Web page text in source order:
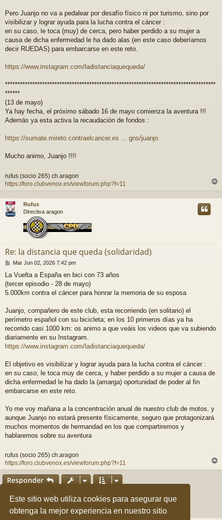
Este sitio web utiliza cookies para asegurar que
obtenga la mejor experiencia en nuestro sitio
Pero Juanjo no va a pedalear por desafío físico ni por turismo, sino por
visibilizar y lograr ayuda para la lucha contra el cáncer :
en su caso, le toca (muy) de cerca, pero haber perdido a su mujer a
causa de dicha enfermedad le ha dado alas (en este caso deberíamos
decir RUEDAS) para embarcarse en este reto.
https://www.instagram.com/ladistanciaquequeda/
*************************************************************************************
******
(13 de mayo)
Ya hay fecha, el próximo sábado 16 de mayo comienza la aventura !!!
Además ya esta activa la recaudación de fondos :
https://sumate.mireto.contraelcancer.es ... gns/juanjo
Mucho animo, Juanjo !!!!
rufus (socio 265) ch.aragon
https://foro.clubvenox.es/viewforum.php?f=11
r
Rufus
Directiva aragon
Re: la distancia que queda (solidaridad)
M
n
s
a
Mar Jun 02, 2026 7:42 pm
La Vuelta a España en bici con 73 años
(tercer episodio - 28 de mayo)
5.000km contra el cáncer para honrar la memoria de su esposa
Juanjo, compañero de este club, esta recorriendo (en solitario) el
perímetro español con su bicicleta; en los 10 primeros días ya ha
recorrido casi 1000 km: os animo a que veáis los videos que va subiendo
diariamente en su Instagram.
https://www.instagram.com/ladistanciaquequeda/
El objetivo es visibilizar y lograr ayuda para la lucha contra el cáncer :
en su caso, le toca muy de cerca, y haber perdido a su mujer a causa de
dicha enfermedad le ha dado la (amarga) oportunidad de poder al fin
embarcarse en este reto.
Yo me voy mañana a la concentración anual de nuestro club de motos, y
aunque Juanjo no estará presente físicamente, seguro que protagonizará
muchos momentos de hermandad en los que compartiremos y
hablaremos sobre su aventura
rufus (socio 265) ch.aragon
https://foro.clubvenox.es/viewforum.php?f=11
r
Responder